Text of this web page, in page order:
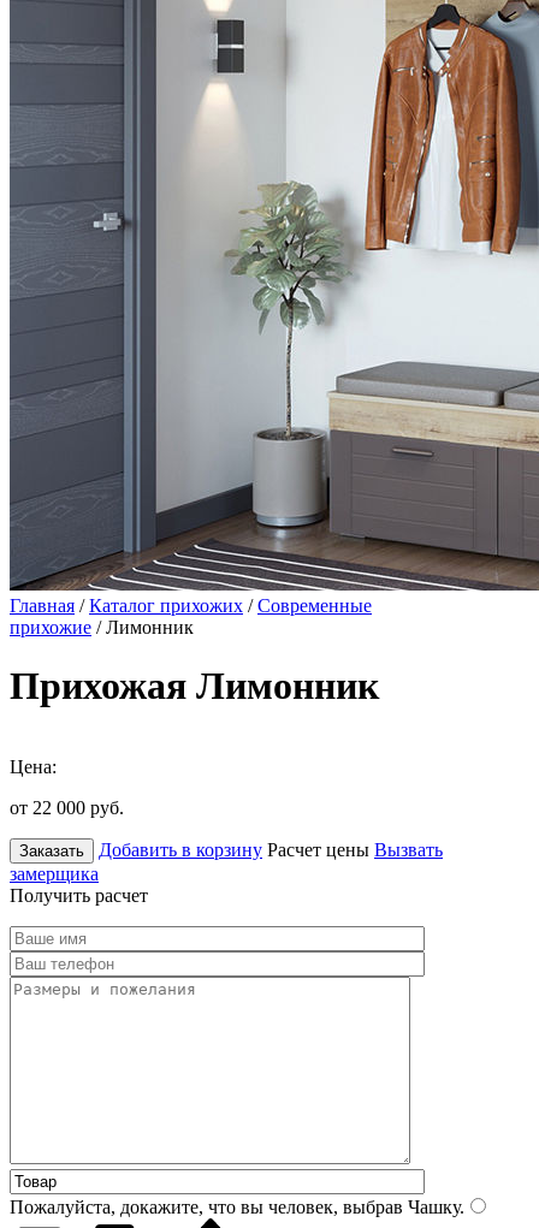
Главная /Каталог прихожих /Современные
прихожие / Лимонник
Прихожая Лимонник
Цена:
от 22 000 руб.
Заказать Добавить в корзину Расчет цены Вызвать
замерщика
Получить расчет
Пожалуйста, докажите, что вы человек, выбрав Чашку.